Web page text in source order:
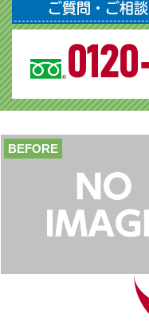
ご質問・ご相
BEFORE